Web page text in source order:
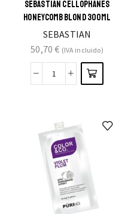
SEBASTIAN CELLOPHANES
HONEYCOMB BLOND 300ML
SEBASTIAN
50,70€ (IVA incluido)